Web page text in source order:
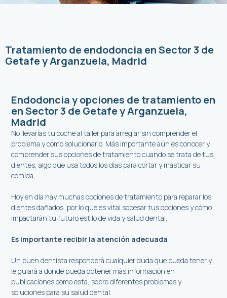
Tratamiento de endodoncia en Sector 3 de
Getafe y Arganzuela, Madrid
Endodoncia y opciones de tratamiento en
en Sector 3 de Getafe y Arganzuela,
Madrid
No llevarías tu coche al taller para arreglar sin comprender el
problema y cómo solucionarlo. Más importante aún es conocer y
comprender sus opciones de tratamiento cuando se trata de tus
dientes, algo que usa todos los días para cortar y masticar su
comida.
Hoy en día hay muchas opciones de tratamiento para reparar los
dientes dañados, por lo que es vital sopesar tus opciones y cómo
impactarán tu futuro estilo de vida y salud dental.
Es importante recibir la atención adecuada
Un buen dentista responderá cualquier duda que pueda tener y
le guiará a donde pueda obtener más información en
publicaciones como esta, sobre diferentes problemas y
soluciones para su salud dental.